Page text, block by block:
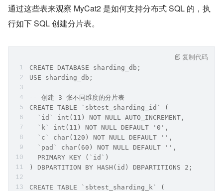
通过这些表来观察 MyCat2 是如何支持分布式 SQL 的，执
行如下 SQL 创建分片表。
CREATE DATABASE sharding_db;
USE sharding_db;
-- 创建 3 张不同维度的分片表
CREATE TABLE `sbtest_sharding_id` (
  `id` int(11) NOT NULL AUTO_INCREMENT,
  `k` int(11) NOT NULL DEFAULT '0',
  `c` char(120) NOT NULL DEFAULT '',
  `pad` char(60) NOT NULL DEFAULT '',
  PRIMARY KEY (`id`)
) DBPARTITION BY HASH(id) DBPARTITIONS 2;
CREATE TABLE `sbtest_sharding_k` (
复制代码